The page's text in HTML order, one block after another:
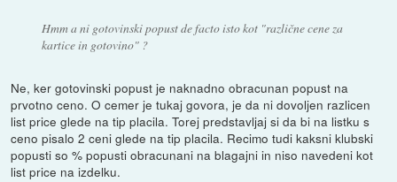
Hmm a ni gotovinski popustde factoisto kot "različne cene za
kartice in gotovino" ?
Ne, ker gotovinski popust je naknadno obracunan popust na
prvotno ceno. O cemer je tukaj govora, je da ni dovoljen razlicen
list price glede na tip placila. Torej predstavljaj si da bi na listku s
ceno pisalo 2 ceni glede na tip placila. Recimo tudi kaksni klubski
popusti so % popusti obracunani na blagajni in niso navedeni kot
list price na izdelku.